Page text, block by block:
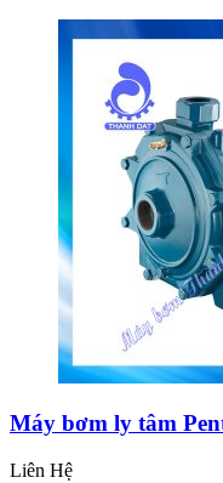
Máy bơm ly tâm
Liên Hệ